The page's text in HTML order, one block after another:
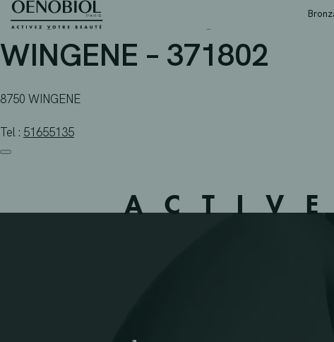
SkipAPOTHEEK
WINGENE – 371802
8750 WINGENE
Tel : 51655135